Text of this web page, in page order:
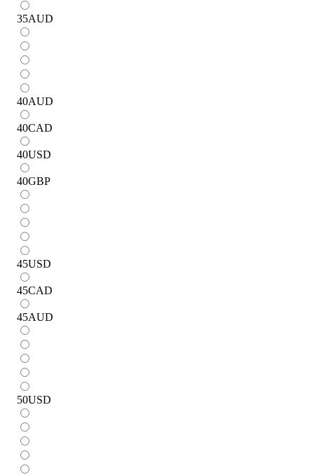
35AUD
40AUD
40CAD
40USD
40GBP
45USD
45CAD
45AUD
50USD